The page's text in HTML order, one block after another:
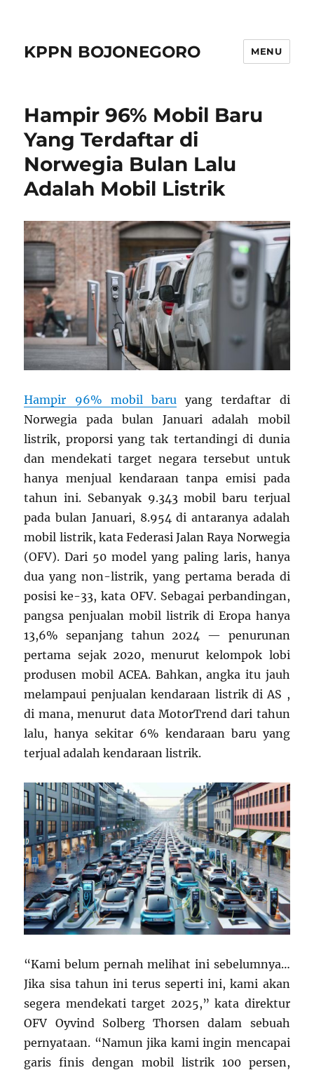
KPPN BOJONEGORO MENU
Hampir 96% Mobil Baru
Yang Terdaftar di
Norwegia Bulan Lalu
Adalah Mobil Listrik
Hampir 96% mobil baru yang terdaftar di
Norwegia pada bulan Januari adalah mobil
listrik, proporsi yang tak tertandingi di dunia
dan mendekati target negara tersebut untuk
hanya menjual kendaraan tanpa emisi pada
tahun ini. Sebanyak 9.343 mobil baru terjual
pada bulan Januari, 8.954 di antaranya adalah
mobil listrik, kata Federasi Jalan Raya Norwegia
(OFV). Dari 50 model yang paling laris, hanya
dua yang non-listrik, yang pertama berada di
posisi ke-33, kata OFV. Sebagai perbandingan,
pangsa penjualan mobil listrik di Eropa hanya
13,6% sepanjang tahun 2024 — penurunan
pertama sejak 2020, menurut kelompok lobi
produsen mobil ACEA. Bahkan, angka itu jauh
melampaui penjualan kendaraan listrik di AS ,
di mana, menurut data MotorTrend dari tahun
lalu, hanya sekitar 6% kendaraan baru yang
terjual adalah kendaraan listrik.
“Kami belum pernah melihat ini sebelumnya…
Jika sisa tahun ini terus seperti ini, kami akan
segera mendekati target 2025,” kata direktur
OFV Oyvind Solberg Thorsen dalam sebuah
pernyataan. “Namun jika kami ingin mencapai
garis finis dengan mobil listrik 100 persen,